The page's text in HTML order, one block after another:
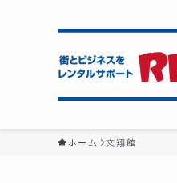
ホーム 文翔館